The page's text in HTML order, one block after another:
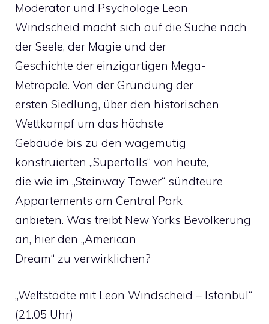
Moderator und Psychologe Leon
Windscheid macht sich auf die Suche nach
der Seele, der Magie und der
Geschichte der einzigartigen Mega-
Metropole. Von der Gründung der
ersten Siedlung, über den historischen
Wettkampf um das höchste
Gebäude bis zu den wagemutig
konstruierten „Supertalls“ von heute,
die wie im „Steinway Tower“ sündteure
Appartements am Central Park
anbieten. Was treibt New Yorks Bevölkerung
an, hier den „American
Dream“ zu verwirklichen?
„Weltstädte mit Leon Windscheid – Istanbul“
(21.05 Uhr)